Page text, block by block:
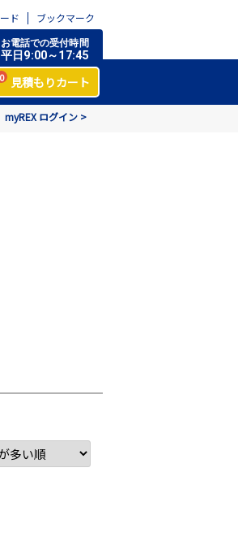
ド ブックマーク
お電話での受付時間
平日9:00～17:45
0 見積もりカート
myREX ログイン >